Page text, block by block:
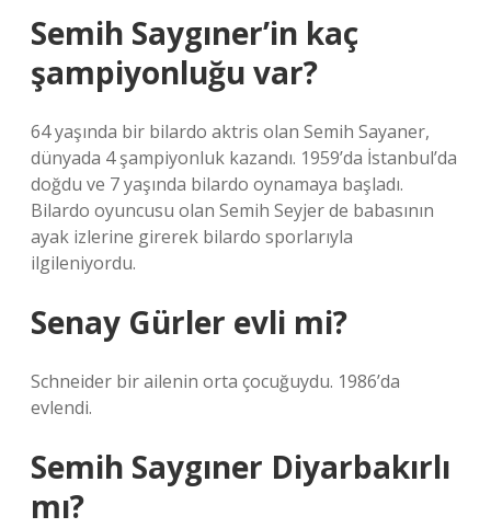
Semih Saygıner’in kaç
şampiyonluğu var?
64 yaşında bir bilardo aktris olan Semih Sayaner,
dünyada 4 şampiyonluk kazandı. 1959’da İstanbul’da
doğdu ve 7 yaşında bilardo oynamaya başladı.
Bilardo oyuncusu olan Semih Seyjer de babasının
ayak izlerine girerek bilardo sporlarıyla
ilgileniyordu.
Senay Gürler evli mi?
Schneider bir ailenin orta çocuğuydu. 1986’da
evlendi.
Semih Saygıner Diyarbakırlı
mı?